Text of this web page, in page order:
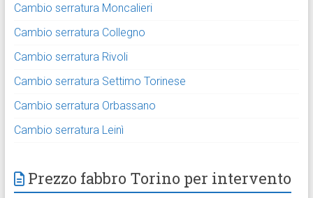
Cambio serratura Moncalieri
Cambio serratura Collegno
Cambio serratura Rivoli
Cambio serratura Settimo Torinese
Cambio serratura Orbassano
Cambio serratura Leinì
Prezzo fabbro Torino per intervento